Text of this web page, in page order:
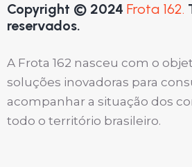
Copyright © 2024 Frota 162.
reservados.
A Frota 162 nasceu com o
soluções inovadoras para
acompanhar a situação dos
todo o território brasileiro.